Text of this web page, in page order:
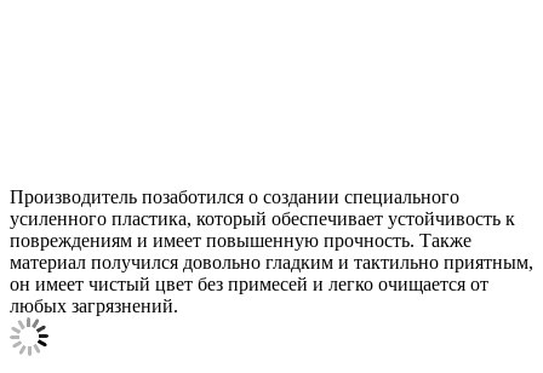
Производитель позаботился о создании специального
усиленного пластика, который обеспечивает устойчивость к
повреждениям и имеет повышенную прочность. Также
материал получился довольно гладким и тактильно приятным,
он имеет чистый цвет без примесей и легко очищается от
любых загрязнений.